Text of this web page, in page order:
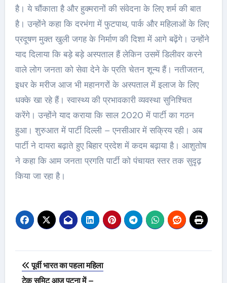
है। ये चौंकाता है और हुक्मरानों की संवेदना के लिए शर्म की बात
है। उन्होंने कहा कि दरभंगा में फुटपाथ, पार्क और महिलाओं के लिए
प्रदूषण मुक्त खुली जगह के निर्माण की दिशा में आगे बढ़ेंगे। उन्होंने
याद दिलाया कि बड़े बड़े अस्पताल हैं लेकिन उसमें डिलीवर करने
वाले लोग जनता को सेवा देने के प्रति चेतन शून्य हैं। नतीजतन,
इधर के मरीज आज भी महानगरों के अस्पताल में इलाज के लिए
धक्के खा रहे हैं। स्वास्थ्य की प्रभावकारी व्यवस्था सुनिश्चित
करेंगे। उन्होंने याद कराया कि साल 2020 में पार्टी का गठन
हुआ। शुरुआत में पार्टी दिल्ली – एनसीआर में सक्रिय रही। अब
पार्टी ने दायरा बढ़ाते हुए बिहार प्रदेश में कदम बढ़ाया है। आशुतोष
ने कहा कि आम जनता प्रगति पार्टी को पंचायत स्तर तक सुदृढ़
किया जा रहा है।
Post
पूर्वी भारत का पहला महिला